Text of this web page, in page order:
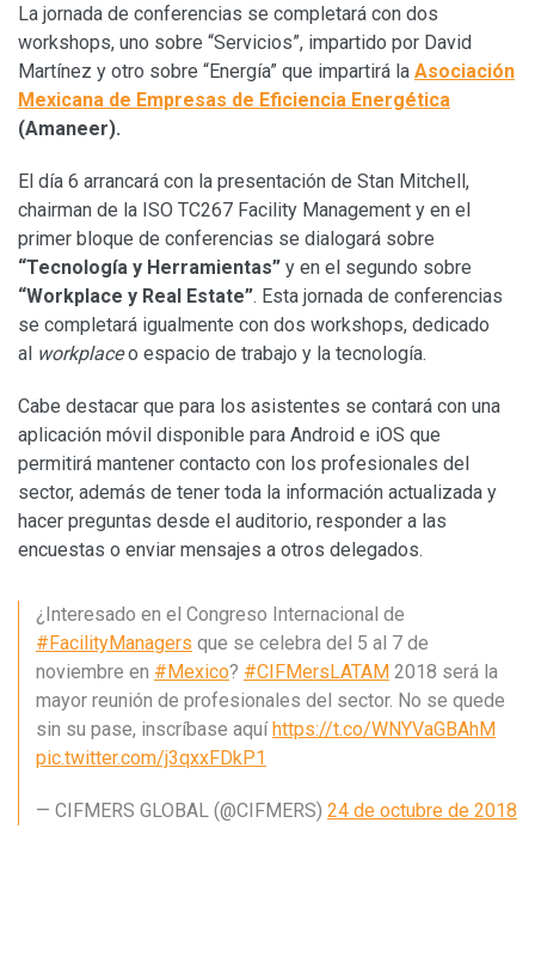
La jornada de conferencias se completará con dos
workshops, uno sobre “Servicios”, impartido por David
Martínez y otro sobre “Energía” que impartirá la Asociación
Mexicana de Empresas de Eficiencia Energética
(Amaneer).
El día 6 arrancará con la presentación de Stan Mitchell,
chairman de la ISO TC267 Facility Management y en el
primer bloque de conferencias se dialogará sobre
“Tecnología y Herramientas” y en el segundo sobre
“Workplace y Real Estate”. Esta jornada de conferencias
se completará igualmente con dos workshops, dedicado
al workplaceo espacio de trabajo y la tecnología.
Cabe destacar que para los asistentes se contará con una
aplicación móvil disponible para Android e iOS que
permitirá mantener contacto con los profesionales del
sector, además de tener toda la información actualizada y
hacer preguntas desde el auditorio, responder a las
encuestas o enviar mensajes a otros delegados.
¿Interesado en el Congreso Internacional de
#FacilityManagers que se celebra del 5 al 7 de
noviembre en #Mexico? #CIFMersLATAM 2018 será la
mayor reunión de profesionales del sector. No se quede
sin su pase, inscríbase aquíhttps://t.co/WNYVaGBAhM
pic.twitter.com/j3qxxFDkP1
— CIFMERS GLOBAL (@CIFMERS) 24 de octubre de 2018